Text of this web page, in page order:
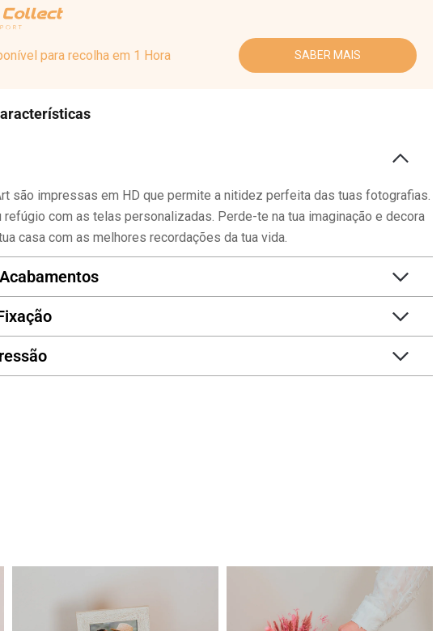
para recolha em 1 Hora SABER MAIS
são impressas em HD que permite a nitidez perfeita das tuas fotografias.
refúgio com as telas personalizadas. Perde-te na tua imaginação e decora
casa com as melhores recordações da tua vida.